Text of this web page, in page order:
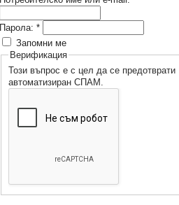
Парола: *
Запомни ме
Верификация
Този въпрос е с цел да се предотврати
автоматизиран СПАМ.